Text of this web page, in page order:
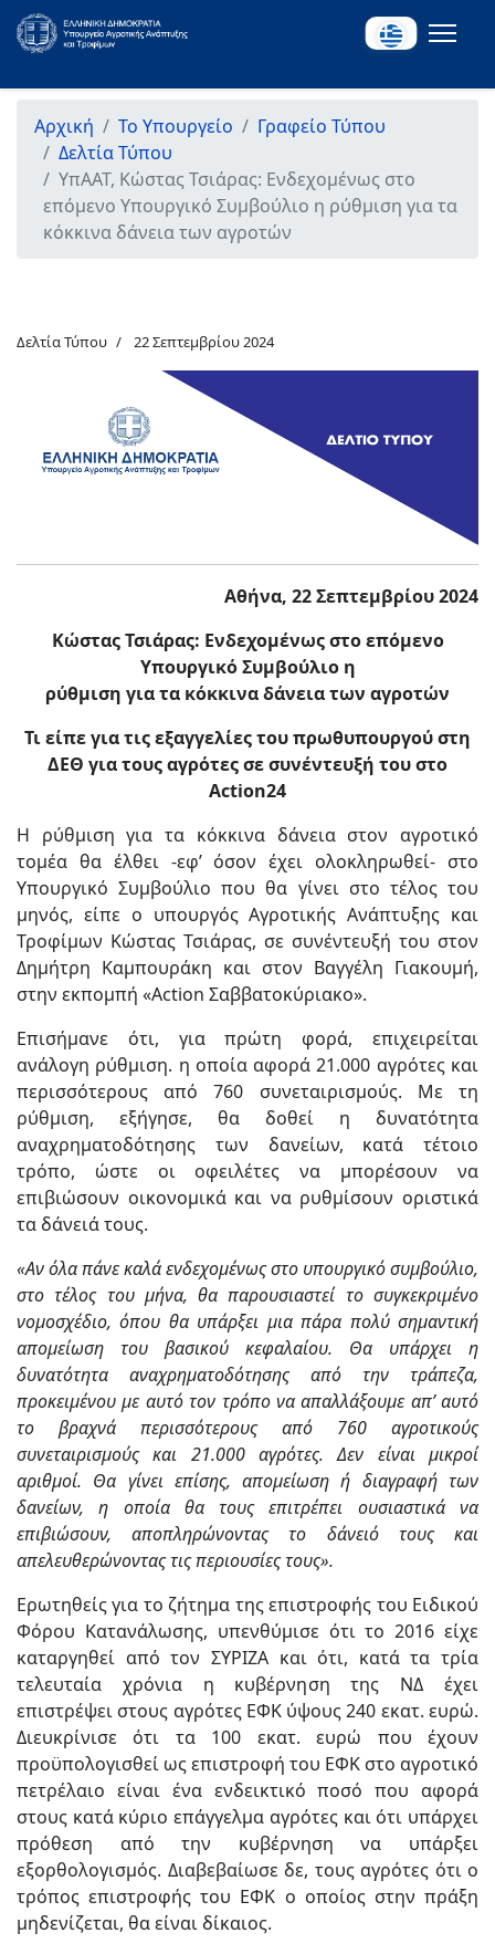
Αρχική Το Υπουργείο
Γραφείο Τύπου
Δελτία Τύπου
ΥπΑΑΤ, Κώστας Τσιάρας: Ενδεχομένως στο
επόμενο Υπουργικό Συμβούλιο η ρύθμιση για τα
κόκκινα δάνεια των αγροτών
Δελτία Τύπου 22 Σεπτεμβρίου 2024
Αθήνα, 22 Σεπτεμβρίου 2024
Κώστας Τσιάρας: Ενδεχομένως στο επόμενο
Υπουργικό Συμβούλιο η
ρύθμιση για τα κόκκινα δάνεια των αγροτών
Τι είπε για τις εξαγγελίες του πρωθυπουργού στη
ΔΕΘ για τους αγρότες σε συνέντευξή του στο
Action24
Η ρύθμιση για τα κόκκινα δάνεια στον αγροτικό
τομέα θα έλθει -εφ’ όσον έχει ολοκληρωθεί- στο
Υπουργικό Συμβούλιο που θα γίνει στο τέλος του
μηνός, είπε ο υπουργός Αγροτικής Ανάπτυξης και
Τροφίμων Κώστας Τσιάρας, σε συνέντευξή του στον
Δημήτρη Καμπουράκη και στον Βαγγέλη Γιακουμή,
στην εκπομπή «Action Σαββατοκύριακο».
Επισήμανε ότι, για πρώτη φορά, επιχειρείται
ανάλογη ρύθμιση. η οποία αφορά 21.000 αγρότες και
περισσότερους από 760 συνεταιρισμούς. Με τη
ρύθμιση, εξήγησε, θα δοθεί η δυνατότητα
αναχρηματοδότησης των δανείων, κατά τέτοιο
τρόπο, ώστε οι οφειλέτες να μπορέσουν να
επιβιώσουν οικονομικά και να ρυθμίσουν οριστικά
τα δάνειά τους.
«Αν όλα πάνε καλά ενδεχομένως στο υπουργικό συμβούλιο,
στο τέλος του μήνα, θα παρουσιαστεί το συγκεκριμένο
νομοσχέδιο, όπου θα υπάρξει μια πάρα πολύ σημαντική
απομείωση του βασικού κεφαλαίου. Θα υπάρχει η
δυνατότητα αναχρηματοδότησης από την τράπεζα,
προκειμένου με αυτό τον τρόπο να απαλλάξουμε απ’ αυτό
το βραχνά περισσότερους από 760 αγροτικούς
συνεταιρισμούς και 21.000 αγρότες. Δεν είναι μικροί
αριθμοί. Θα γίνει επίσης, απομείωση ή διαγραφή των
δανείων, η οποία θα τους επιτρέπει ουσιαστικά να
επιβιώσουν, αποπληρώνοντας το δάνειό τους και
απελευθερώνοντας τις περιουσίες τους».
Ερωτηθείς για το ζήτημα της επιστροφής του Ειδικού
Φόρου Κατανάλωσης, υπενθύμισε ότι το 2016 είχε
καταργηθεί από τον ΣΥΡΙΖΑ και ότι, κατά τα τρία
τελευταία χρόνια η κυβέρνηση της ΝΔ έχει
επιστρέψει στους αγρότες ΕΦΚ ύψους 240 εκατ. ευρώ.
Διευκρίνισε ότι τα 100 εκατ. ευρώ που έχουν
προϋπολογισθεί ως επιστροφή του ΕΦΚ στο αγροτικό
πετρέλαιο είναι ένα ενδεικτικό ποσό που αφορά
στους κατά κύριο επάγγελμα αγρότες και ότι υπάρχει
πρόθεση από την κυβέρνηση να υπάρξει
εξορθολογισμός. Διαβεβαίωσε δε, τους αγρότες ότι ο
τρόπος επιστροφής του ΕΦΚ ο οποίος στην πράξη
μηδενίζεται, θα είναι δίκαιος.